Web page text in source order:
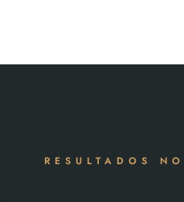
RESULTADOS